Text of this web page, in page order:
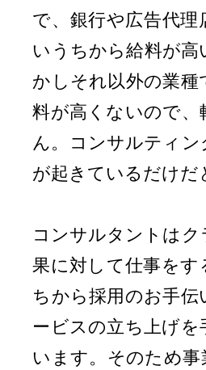
で、銀行や広告代理
いうちから給料が高
かしそれ以外の業種
料が高くないので、
ん。コンサルティ
が起きているだけだ
コンサルタントは
果に対して仕事をす
ちから採用のお手伝
ービスの立ち上げを
います。そのため